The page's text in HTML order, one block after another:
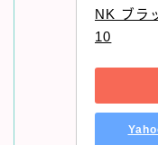
NK ブラ
10